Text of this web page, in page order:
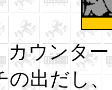
カウンタ
の出だし